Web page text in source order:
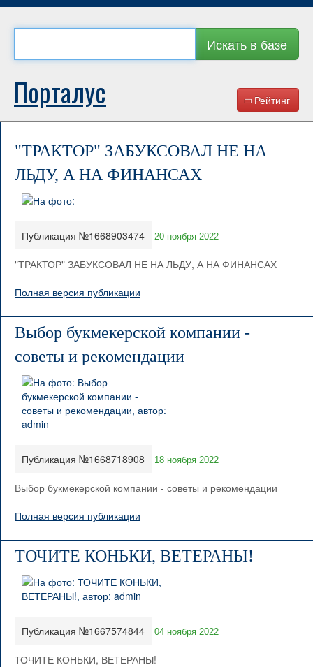
Искать в базе
Рейтинг
Порталус
"ТРАКТОР" ЗАБУКСОВАЛ НЕ НА
ЛЬДУ, А НА ФИНАНСАХ
Публикация №1668903474 20 ноября 2022
"ТРАКТОР" ЗАБУКСОВАЛ НЕ НА ЛЬДУ, А НА ФИНАНСАХ
Полная версия публикации
Выбор букмекерской компании -
советы и рекомендации
Публикация №1668718908 18 ноября 2022
Выбор букмекерской компании - советы и рекомендации
Полная версия публикации
ТОЧИТЕ КОНЬКИ, ВЕТЕРАНЫ!
Публикация №1667574844 04 ноября 2022
ТОЧИТЕ КОНЬКИ, ВЕТЕРАНЫ!